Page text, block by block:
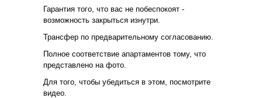
Гарантия того, что вас не побеспокоят -
возможность закрыться изнутри.
Трансфер по предварительному согласованию.
Полное соответствие апартаментов тому, что
представлено на фото.
Для того, чтобы убедиться в этом, посмотрите
видео.